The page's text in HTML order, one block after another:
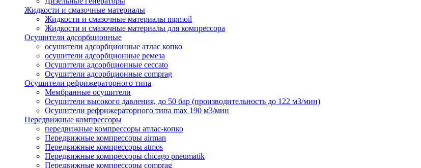
Жидкости и смазочные материалы
Жидкости и смазочные материалы mpmoil
Жидкости и смазочные материалы для компрессора
Осушители адсорбционные
осушители адсорбционные атлас копко
осушители адсорбционные ремеза
Осушители адсорбционные ceccato
Осушители адсорбционные comprag
Осушители рефрижераторного типа
Мембранные осушители
Осушители высокого давления, до 50 бар (производительность до 122 м3/мин)
Осушители рефрижераторного типа max 190 м3/мин
Передвижные компрессоры
передвижные компрессоры атлас-копко
Передвижные компрессоры airman
Передвижные компрессоры atmos
Передвижные компрессоры chicago pneumatik
Передвижные компрессоры comprag